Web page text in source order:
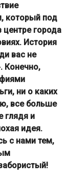
который под
центре города
История
вас не
Конечно,
ни о каких
все больше
глядя и
идея.
с нами тем,